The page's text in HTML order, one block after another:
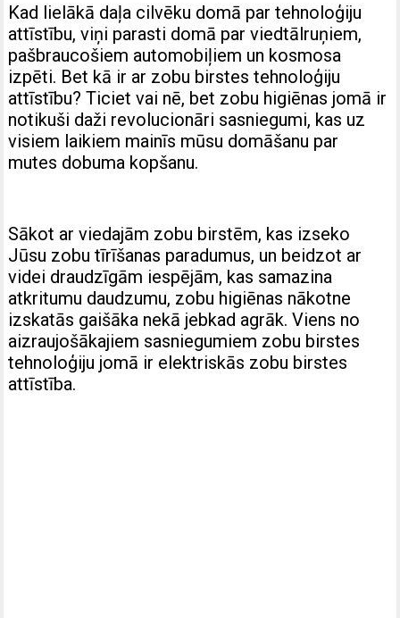
Kad lielākā daļa cilvēku domā par tehnoloģiju
attīstību, viņi parasti domā par viedtālruņiem,
pašbraucošiem automobiļiem un kosmosa
izpēti. Bet kā ir ar zobu birstes tehnoloģiju
attīstību? Ticiet vai nē, bet zobu higiēnas jomā ir
notikuši daži revolucionāri sasniegumi, kas uz
visiem laikiem mainīs mūsu domāšanu par
mutes dobuma kopšanu.
Sākot ar viedajām zobu birstēm, kas izseko
Jūsu zobu tīrīšanas paradumus, un beidzot ar
videi draudzīgām iespējām, kas samazina
atkritumu daudzumu, zobu higiēnas nākotne
izskatās gaišāka nekā jebkad agrāk. Viens no
aizraujošākajiem sasniegumiem zobu birstes
tehnoloģiju jomā ir elektriskās zobu birstes
attīstība.